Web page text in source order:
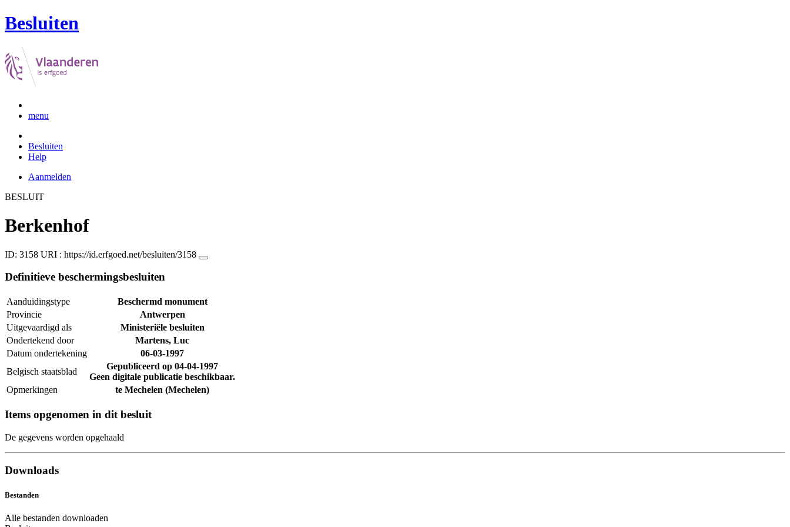
Besluiten
menu
Besluiten
Help
Aanmelden
BESLUIT
Berkenhof
ID: 3158 URI : https://id.erfgoed.net/besluiten/3158
Definitieve beschermingsbesluiten
Aanduidingstype
Beschermd monument
Provincie
Antwerpen
Uitgevaardigd als
Ministeriële besluiten
Ondertekend door
Martens, Luc
Datum ondertekening
06-03-1997
Belgisch staatsblad
Gepubliceerd op 04-04-1997
Geen digitale publicatie beschikbaar.
Opmerkingen
te Mechelen (Mechelen)
Items opgenomen in dit besluit
De gegevens worden opgehaald
Downloads
Bestanden
Alle bestanden downloaden